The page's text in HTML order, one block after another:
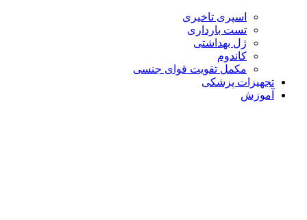
اسپری تاخیری
تست بارداری
ژل بهداشتی
کاندوم
مکمل تقویت قوای جنسی
تجهیزات پزشکی
آموزش